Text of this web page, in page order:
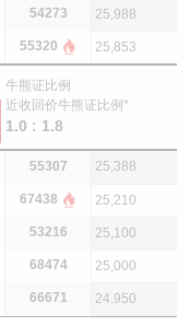
54273 25,988
55320 25,853
牛熊证比例
近收回价牛熊证比例*
1.0 : 1.8
55307 25,388
67438 25,210
53216 25,100
68474 25,000
66671 24,950